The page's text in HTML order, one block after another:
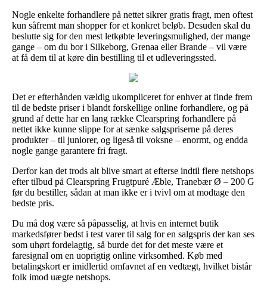
Nogle enkelte forhandlere på nettet sikrer gratis fragt, men oftest
kun såfremt man shopper for et konkret beløb. Desuden skal du
beslutte sig for den mest letkøbte leveringsmulighed, der mange
gange – om du bor i Silkeborg, Grenaa eller Brande – vil være
at få dem til at køre din bestilling til et udleveringssted.
Det er efterhånden vældig ukompliceret for enhver at finde frem
til de bedste priser i blandt forskellige online forhandlere, og på
grund af dette har en lang række Clearspring forhandlere på
nettet ikke kunne slippe for at sænke salgspriserne på deres
produkter – til juniorer, og ligeså til voksne – enormt, og endda
nogle gange garantere fri fragt.
Derfor kan det trods alt blive smart at efterse indtil flere netshops
efter tilbud på Clearspring Frugtpuré Æble, Tranebær Ø – 200 G
før du bestiller, sådan at man ikke er i tvivl om at modtage den
bedste pris.
Du må dog være så påpasselig, at hvis en internet butik
markedsfører bedst i test varer til salg for en salgspris der kan ses
som uhørt fordelagtig, så burde det for det meste være et
faresignal om en uoprigtig online virksomhed. Køb med
betalingskort er imidlertid omfavnet af en vedtægt, hvilket bistår
folk imod uægte netshops.